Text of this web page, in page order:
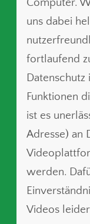
Computer.
uns dabei
fortlaufend
Datenschutz
Funktionen
ist es
Adresse) an
werden.
Videos